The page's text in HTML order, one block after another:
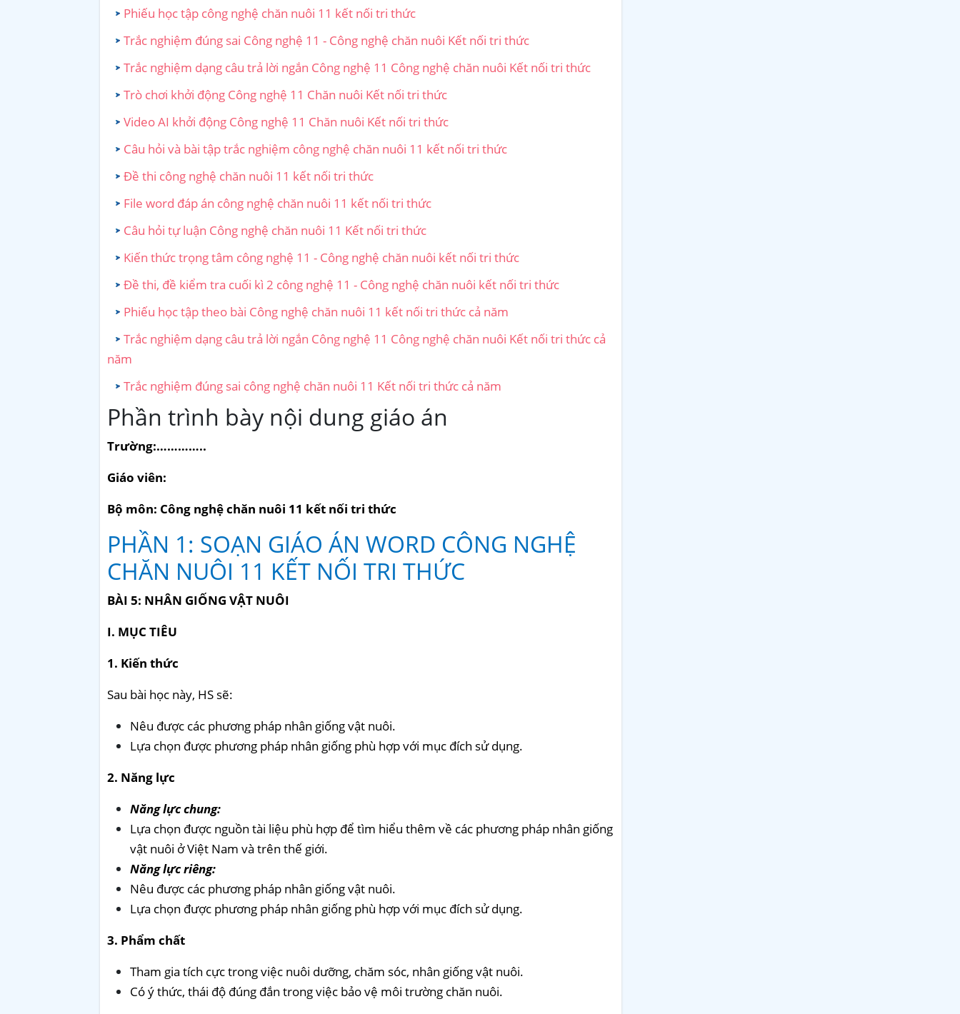
Phiếu học tập công nghệ chăn nuôi 11 kết nối tri thức
Trắc nghiệm đúng sai Công nghệ 11 - Công nghệ chăn nuôi Kết nối tri thức
Trắc nghiệm dạng câu trả lời ngắn Công nghệ 11 Công nghệ chăn nuôi Kết nối tri thức
Trò chơi khởi động Công nghệ 11 Chăn nuôi Kết nối tri thức
Video AI khởi động Công nghệ 11 Chăn nuôi Kết nối tri thức
Câu hỏi và bài tập trắc nghiệm công nghệ chăn nuôi 11 kết nối tri thức
Đề thi công nghệ chăn nuôi 11 kết nối tri thức
File word đáp án công nghệ chăn nuôi 11 kết nối tri thức
Câu hỏi tự luận Công nghệ chăn nuôi 11 Kết nối tri thức
Kiến thức trọng tâm công nghệ 11 - Công nghệ chăn nuôi kết nối tri thức
Đề thi, đề kiểm tra cuối kì 2 công nghệ 11 - Công nghệ chăn nuôi kết nối tri thức
Phiếu học tập theo bài Công nghệ chăn nuôi 11 kết nối tri thức cả năm
Trắc nghiệm dạng câu trả lời ngắn Công nghệ 11 Công nghệ chăn nuôi Kết nối tri thức cả
năm
Trắc nghiệm đúng sai công nghệ chăn nuôi 11 Kết nối tri thức cả năm
Phần trình bày nội dung giáo án
Trường:…………..
Giáo viên:
Bộ môn: Công nghệ chăn nuôi 11 kết nối tri thức
PHẦN 1: SOẠN GIÁO ÁN WORD CÔNG NGHỆ
CHĂN NUÔI 11 KẾT NỐI TRI THỨC
BÀI 5: NHÂN GIỐNG VẬT NUÔI
I. MỤC TIÊU
1. Kiến thức
Sau bài học này, HS sẽ:
Nêu được các phương pháp nhân giống vật nuôi.
Lựa chọn được phương pháp nhân giống phù hợp với mục đích sử dụng.
2. Năng lực
Năng lực chung:
Lựa chọn được nguồn tài liệu phù hợp để tìm hiểu thêm về các phương pháp nhân giống
vật nuôi ở Việt Nam và trên thế giới.
Năng lực riêng:
Nêu được các phương pháp nhân giống vật nuôi.
Lựa chọn được phương pháp nhân giống phù hợp với mục đích sử dụng.
3. Phẩm chất
Tham gia tích cực trong việc nuôi dưỡng, chăm sóc, nhân giống vật nuôi.
Có ý thức, thái độ đúng đắn trong việc bảo vệ môi trường chăn nuôi.